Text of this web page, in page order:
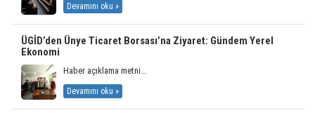
Devamını oku »
ÜGİD’den Ünye Ticaret Borsası’na Ziyaret: Gündem Yerel
Ekonomi
Haber açıklama metni...
Devamını oku »